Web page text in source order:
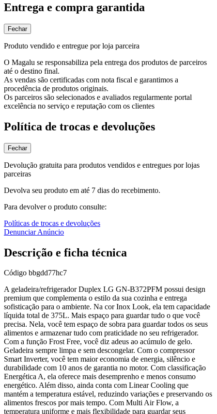
Entrega e compra garantida
Fechar
Produto vendido e entregue por loja parceira
O Magalu se responsabiliza pela entrega dos produtos de parceiros
até o destino final.
As vendas são certificadas com nota fiscal e garantimos a
procedência de produtos originais.
Os parceiros são selecionados e avaliados regularmente portal
excelência no serviço e reputação com os clientes
Política de trocas e devoluções
Fechar
Devolução gratuita para produtos vendidos e entregues por lojas
parceiras
Devolva seu produto em até 7 dias do recebimento.
Para devolver o produto consulte:
Políticas de trocas e devoluções
Denunciar Anúncio
Descrição e ficha técnica
Código bbgdd77hc7
A geladeira/refrigerador Duplex LG GN-B372PFM possui design
premium que complementa o estilo da sua cozinha e entrega
sofisticação para o ambiente. Na cor Inox Look, ela tem capacidade
líquida total de 375L. Mais espaço para guardar tudo o que você
precisa. Nela, você tem espaço de sobra para guardar todos os seus
alimentos e armazenar tudo com praticidade no seu refrigerador.
Com a função Frost Free, você diz adeus ao acúmulo de gelo.
Geladeira sempre limpa e sem descongelar. Com o compressor
Smart Inverter, você tem maior economia de energia, silêncio e
durabilidade com 10 anos de garantia no motor. Com classificação
Energética A, ela oferece mais desemprenho e menos consumo
energético. Além disso, ainda conta com Linear Cooling que
mantém a temperatura estável, reduzindo variações e preservando os
alimentos frescos por mais tempo. Com Multi Air Flow, a
temperatura uniforme e mais flexibilidade para guardar seus